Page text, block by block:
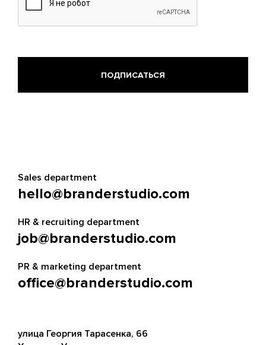
Sales department
hello@branderstudio.com
HR & recruiting department
job@branderstudio.com
PR & marketing department
office@branderstudio.com
улица Георгия Тарасенка, 66